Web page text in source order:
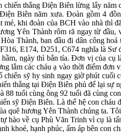
thắng Điện Biên lừng lẩy
Biên năm xưa. Đoàn gồm 4
khi đoàn của BCH vào nhà thì
Yên Thành rôm rã ngay từ
Thành, ban đầu đi dân công
E174, D251, C674 nghĩa là
ngày thì bắn tỉa. Đơn vị của
lắm các cháu ạ vào thời điểm
sỹ hy sinh ngay giờ phút
thắng tại Điện Biên phủ để lại
88 tuổi cùng ông 92 tuổi đã cùng
sỹ Điện Biên. Là thế hệ con
quê hương Yên Thành chúng ta.
hào về cụ Phù Văn Trinh vì cụ là
khoẻ, hạnh phúc, ấm áp bên con